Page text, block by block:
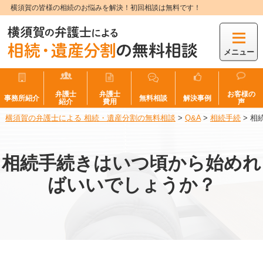
横須賀の皆様の相続のお悩みを解決！初回相談は無料です！
メニュー
事務所紹介
弁護士
紹介
弁護士
費用
無料相談 解決事例
お客様の
声
横須賀の弁護士による 相続・遺産分割の無料相談 > Q&A> 相続手続> 相
相続手続きはいつ頃から始めれ
ばいいでしょうか？